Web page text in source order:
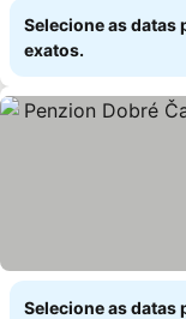
Selecione as datas
exatos.
Selecione as datas